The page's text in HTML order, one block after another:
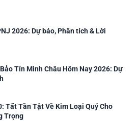
2026: Dự báo, Phân tích & Lời
Tín Minh Châu Hôm Nay 2026: Dự
Tất Tần Tật Về Kim Loại Quý Cho
Trọng